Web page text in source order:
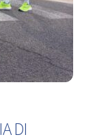
DI